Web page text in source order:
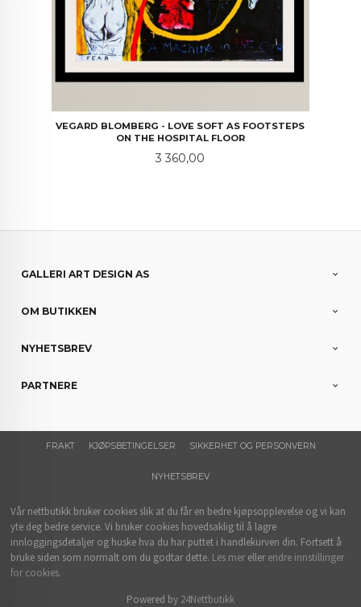
VEGARD BLOMBERG - LOVE SOFT AS FOOTSTEPS
ON THE HOSPITAL FLOOR
Pris
3 360,00
GALLERI ART DESIGN AS
OM BUTIKKEN
NYHETSBREV
PARTNERE
FRAKT KJØPSBETINGELSER SIKKERHET OG PERSONVERN
NYHETSBREV
Vår nettbutikk bruker cookies slik at du får en bedre kjøpsopplevelse og vi kan
yte deg bedre service. Vi bruker cookies hovedsaklig til å lagre
innloggingsdetaljer og huske hva du har puttet i handlekurven din. Fortsett å
bruke siden som normalt om du godtar dette. Les mer eller endre innstillinger
for cookies.
Powered by 24Nettbutikk